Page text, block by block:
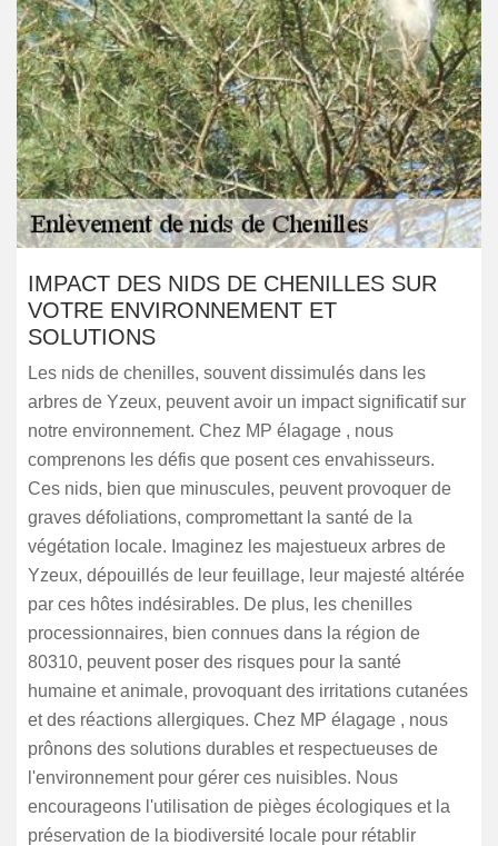
IMPACT DES NIDS DE CHENILLES SUR
VOTRE ENVIRONNEMENT ET
SOLUTIONS
Les nids de chenilles, souvent dissimulés dans les
arbres de Yzeux, peuvent avoir un impact significatif sur
notre environnement. Chez MP élagage , nous
comprenons les défis que posent ces envahisseurs.
Ces nids, bien que minuscules, peuvent provoquer de
graves défoliations, compromettant la santé de la
végétation locale. Imaginez les majestueux arbres de
Yzeux, dépouillés de leur feuillage, leur majesté altérée
par ces hôtes indésirables. De plus, les chenilles
processionnaires, bien connues dans la région de
80310, peuvent poser des risques pour la santé
humaine et animale, provoquant des irritations cutanées
et des réactions allergiques. Chez MP élagage , nous
prônons des solutions durables et respectueuses de
l'environnement pour gérer ces nuisibles. Nous
encourageons l'utilisation de pièges écologiques et la
préservation de la biodiversité locale pour rétablir